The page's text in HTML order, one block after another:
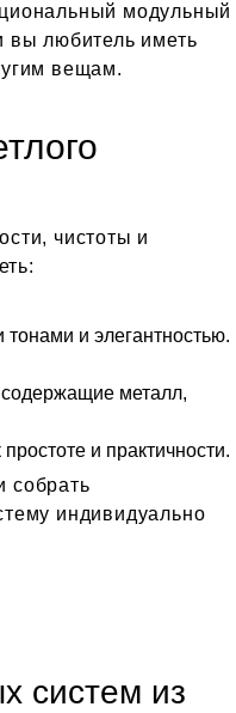
модульный
вы любитель иметь
вещам.
чистоты и
и элегантностью.
металл,
и практичности.
собрать
индивидуально
систем из